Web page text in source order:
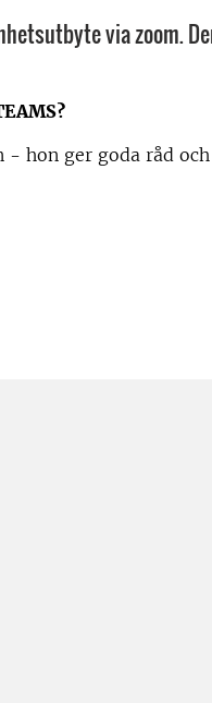
via zoom.
- hon ger goda råd